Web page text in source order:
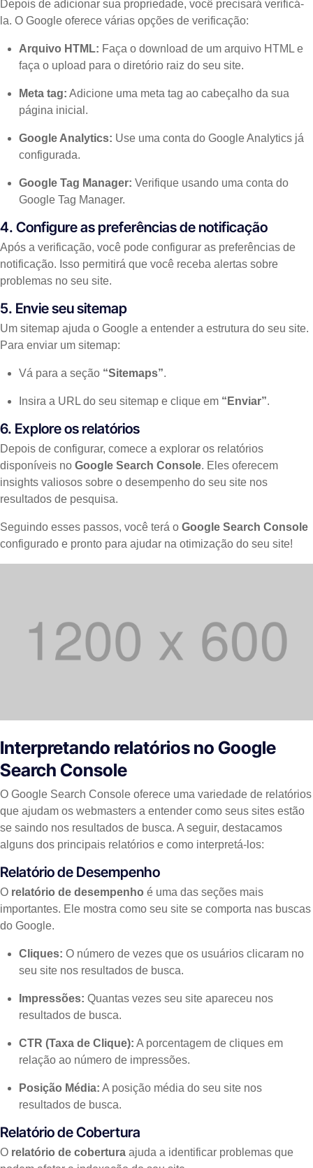
Depois de adicionar sua propriedade, você precisará verificá-
la. O Google oferece várias opções de verificação:
Arquivo HTML: Faça o download de um arquivo HTML e
faça o upload para o diretório raiz do seu site.
Meta tag: Adicione uma meta tag ao cabeçalho da sua
página inicial.
Google Analytics: Use uma conta do Google Analytics já
configurada.
Google Tag Manager: Verifique usando uma conta do
Google Tag Manager.
4. Configure as preferências de notificação
Após a verificação, você pode configurar as preferências de
notificação. Isso permitirá que você receba alertas sobre
problemas no seu site.
5. Envie seu sitemap
Um sitemap ajuda o Google a entender a estrutura do seu site.
Para enviar um sitemap:
Vá para a seção “Sitemaps”.
Insira a URL do seu sitemap e clique em “Enviar”.
6. Explore os relatórios
Depois de configurar, comece a explorar os relatórios
disponíveis no Google Search Console. Eles oferecem
insights valiosos sobre o desempenho do seu site nos
resultados de pesquisa.
Seguindo esses passos, você terá o Google Search Console
configurado e pronto para ajudar na otimização do seu site!
Interpretando relatórios no Google
Search Console
O Google Search Console oferece uma variedade de relatórios
que ajudam os webmasters a entender como seus sites estão
se saindo nos resultados de busca. A seguir, destacamos
alguns dos principais relatórios e como interpretá-los:
Relatório de Desempenho
O relatório de desempenho é uma das seções mais
importantes. Ele mostra como seu site se comporta nas buscas
do Google.
Cliques: O número de vezes que os usuários clicaram no
seu site nos resultados de busca.
Impressões: Quantas vezes seu site apareceu nos
resultados de busca.
CTR (Taxa de Clique): A porcentagem de cliques em
relação ao número de impressões.
Posição Média: A posição média do seu site nos
resultados de busca.
Relatório de Cobertura
O relatório de cobertura ajuda a identificar problemas que